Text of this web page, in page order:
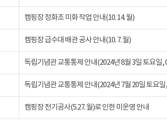
캠핑장 정화조 미화 작업 안내(10. 14. 월)
캠핑장 급수대 배관 공사 안내(10. 7. 월)
독립기념관 교통통제 안내(2024년 8월 3일 토요일,
독립기념관 교통통제 안내(2024년 7월 20일 토요일,
캠핑장 전기공사(5.27. 월)로 인한 미운영 안내